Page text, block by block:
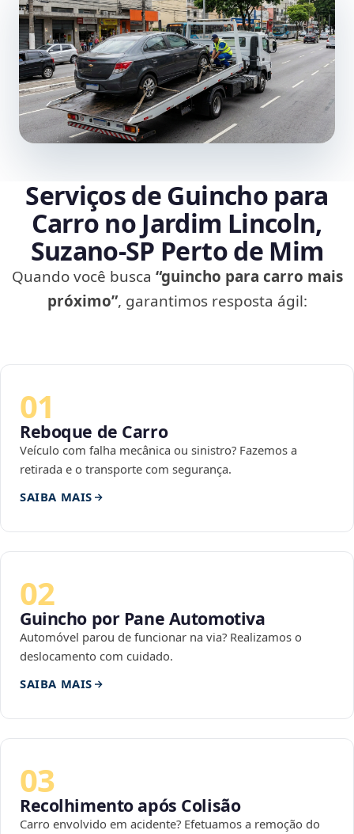
Serviços de Guincho para
Carro no Jardim Lincoln,
Suzano‑SP Perto de Mim
Quando você busca “guincho para carro mais
próximo”, garantimos resposta ágil:
01
Reboque de Carro
Veículo com falha mecânica ou sinistro? Fazemos a
retirada e o transporte com segurança.
SAIBA MAIS
02
Guincho por Pane Automotiva
Automóvel parou de funcionar na via? Realizamos o
deslocamento com cuidado.
SAIBA MAIS
03
Recolhimento após Colisão
Carro envolvido em acidente? Efetuamos a remoção do